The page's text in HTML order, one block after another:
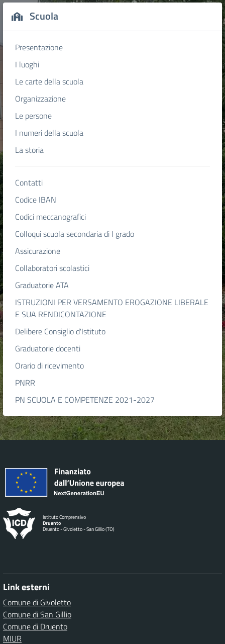
Scuola
Presentazione
I luoghi
Le carte della scuola
Organizzazione
Le persone
I numeri della scuola
La storia
Contatti
Codice IBAN
Codici meccanografici
Colloqui scuola secondaria di I grado
Assicurazione
Collaboratori scolastici
Graduatorie ATA
ISTRUZIONI PER VERSAMENTO EROGAZIONE LIBERALE
E SUA RENDICONTAZIONE
Delibere Consiglio d'Istituto
Graduatorie docenti
Orario di ricevimento
PNRR
PN SCUOLA E COMPETENZE 2021-2027
Istituto Comprensivo
Druento
Druento - Givoletto - San Gillio (TO)
Link esterni
Comune di Givoletto
Comune di San Gillio
Comune di Druento
MIUR